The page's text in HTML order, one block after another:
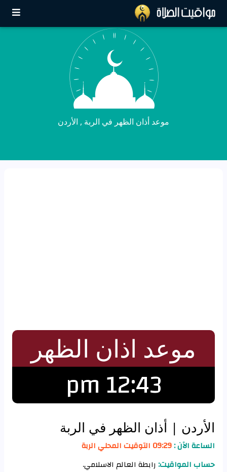
موعد أذان الظهر في الربة‎ , الأردن
موعد اذان الظهر
12:43 pm
الأردن | أذان الظهر في الربة‎
الساعة الآن :09:29 التوقيت المحلي الربة‎
حساب المواقيت: رابطة العالم الاسلامي.